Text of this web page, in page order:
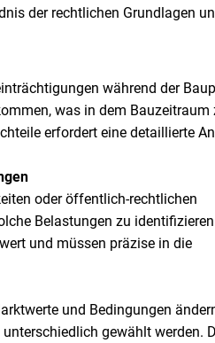
der rechtlichen Grundlagen
während der
was in dem Bauzeitraum
erfordert eine detaillierte
oder öffentlich-rechtlichen
Belastungen zu
und müssen präzise in die
und Bedingungen
gewählt werden.